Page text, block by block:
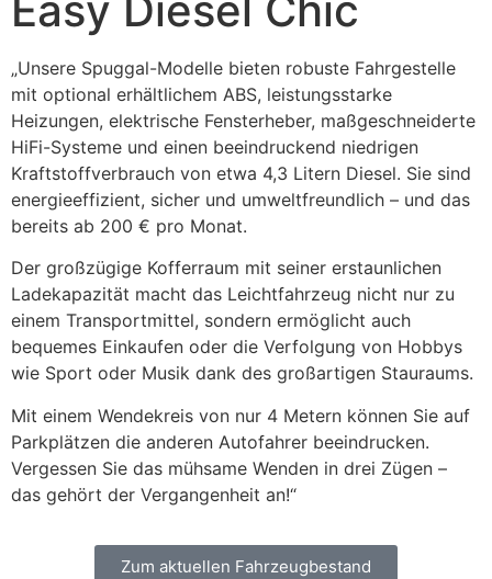
„Unsere Spuggal-Modelle bieten robuste Fahrgestelle
mit optional erhältlichem ABS, leistungsstarke
Heizungen, elektrische Fensterheber, maßgeschneiderte
HiFi-Systeme und einen beeindruckend niedrigen
Kraftstoffverbrauch von etwa 4,3 Litern Diesel. Sie sind
energieeffizient, sicher und umweltfreundlich – und das
bereits ab 200 € pro Monat.
Der großzügige Kofferraum mit seiner erstaunlichen
Ladekapazität macht das Leichtfahrzeug nicht nur zu
einem Transportmittel, sondern ermöglicht auch
bequemes Einkaufen oder die Verfolgung von Hobbys
wie Sport oder Musik dank des großartigen Stauraums.
Mit einem Wendekreis von nur 4 Metern können Sie auf
Parkplätzen die anderen Autofahrer beeindrucken.
Vergessen Sie das mühsame Wenden in drei Zügen –
das gehört der Vergangenheit an!“
Zum aktuellen Fahrzeugbestand